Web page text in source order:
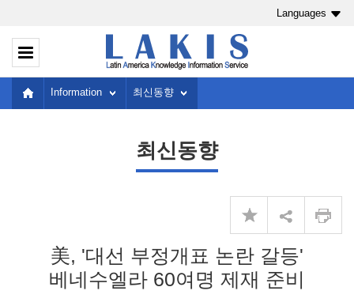
Languages
Information 최신동향
최신동향
美, '대선 부정개표 논란 갈등'
베네수엘라 60여명 제재 준비